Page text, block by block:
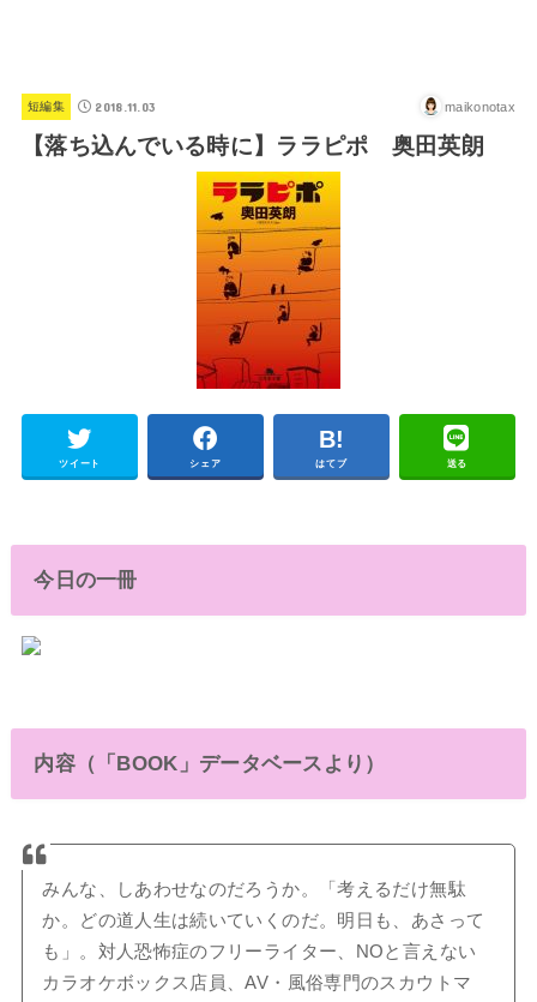
短編集 2018.11.03 maikonotax
【落ち込んでいる時に】ララピポ 奥田英朗
ツイート シェア はてブ 送る
今日の一冊
内容（「BOOK」データベースより）
みんな、しあわせなのだろうか。「考えるだけ無駄
か。どの道人生は続いていくのだ。明日も、あさって
も」。対人恐怖症のフリーライター、NOと言えない
カラオケボックス店員、AV・風俗専門のスカウトマ